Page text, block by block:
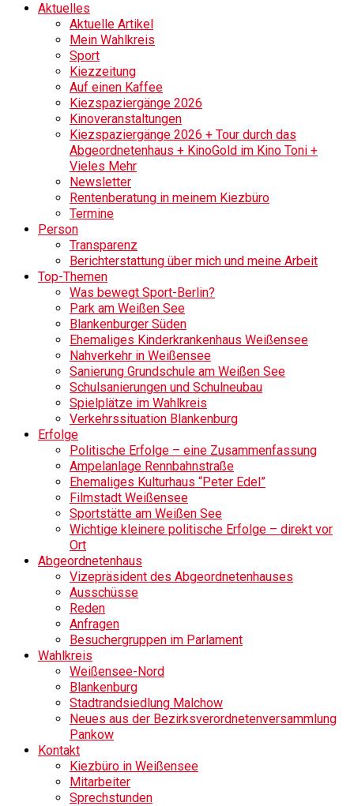
Aktuelles
Aktuelle Artikel
Mein Wahlkreis
Sport
Kiezzeitung
Auf einen Kaffee
Kiezspaziergänge 2026
Kinoveranstaltungen
Kiezspaziergänge 2026 + Tour durch das
Abgeordnetenhaus + KinoGold im Kino Toni +
Vieles Mehr
Newsletter
Rentenberatung in meinem Kiezbüro
Termine
Person
Transparenz
Berichterstattung über mich und meine Arbeit
Top-Themen
Was bewegt Sport-Berlin?
Park am Weißen See
Blankenburger Süden
Ehemaliges Kinderkrankenhaus Weißensee
Nahverkehr in Weißensee
Sanierung Grundschule am Weißen See
Schulsanierungen und Schulneubau
Spielplätze im Wahlkreis
Verkehrssituation Blankenburg
Erfolge
Politische Erfolge – eine Zusammenfassung
Ampelanlage Rennbahnstraße
Ehemaliges Kulturhaus “Peter Edel”
Filmstadt Weißensee
Sportstätte am Weißen See
Wichtige kleinere politische Erfolge – direkt vor
Ort
Abgeordnetenhaus
Vizepräsident des Abgeordnetenhauses
Ausschüsse
Reden
Anfragen
Besuchergruppen im Parlament
Wahlkreis
Weißensee-Nord
Blankenburg
Stadtrandsiedlung Malchow
Neues aus der Bezirksverordnetenversammlung
Pankow
Kontakt
Kiezbüro in Weißensee
Mitarbeiter
Sprechstunden